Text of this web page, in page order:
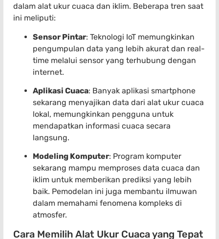
dalam alat ukur cuaca dan iklim. Beberapa tren saat
ini meliputi:
Sensor Pintar: Teknologi IoT memungkinkan
pengumpulan data yang lebih akurat dan real-
time melalui sensor yang terhubung dengan
internet.
Aplikasi Cuaca: Banyak aplikasi smartphone
sekarang menyajikan data dari alat ukur cuaca
lokal, memungkinkan pengguna untuk
mendapatkan informasi cuaca secara
langsung.
Modeling Komputer: Program komputer
sekarang mampu memproses data cuaca dan
iklim untuk memberikan prediksi yang lebih
baik. Pemodelan ini juga membantu ilmuwan
dalam memahami fenomena kompleks di
atmosfer.
Cara Memilih Alat Ukur Cuaca yang Tepat